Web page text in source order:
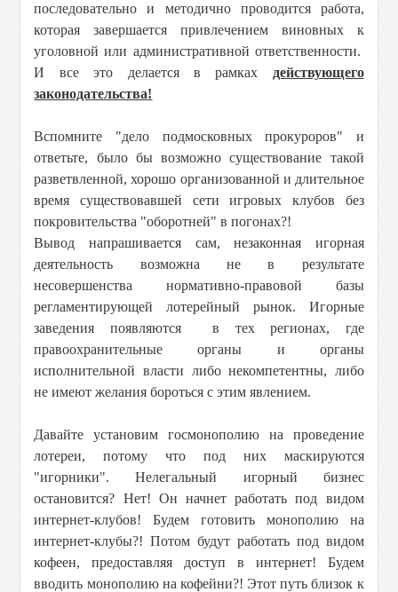
последовательно и методично проводится работа,
которая завершается привлечением виновных к
уголовной или административной ответственности.
И все это делается в рамках действующего
законодательства!
Вспомните "дело подмосковных прокуроров" и
ответьте, было бы возможно существование такой
разветвленной, хорошо организованной и длительное
время существовавшей сети игровых клубов без
покровительства "оборотней" в погонах?!
Вывод напрашивается сам, незаконная игорная
деятельность возможна не в результате
несовершенства нормативно-правовой базы
регламентирующей лотерейный рынок. Игорные
заведения появляются в тех регионах, где
правоохранительные органы и органы
исполнительной власти либо некомпетентны, либо
не имеют желания бороться с этим явлением.
Давайте установим госмонополию на проведение
лотереи, потому что под них маскируются
"игорники". Нелегальный игорный бизнес
остановится? Нет! Он начнет работать под видом
интернет-клубов! Будем готовить монополию на
интернет-клубы?! Потом будут работать под видом
кофеен, предоставляя доступ в интернет! Будем
вводить монополию на кофейни?! Этот путь близок к